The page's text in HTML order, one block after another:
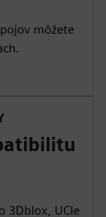
môžete
3Dblox, UCIe